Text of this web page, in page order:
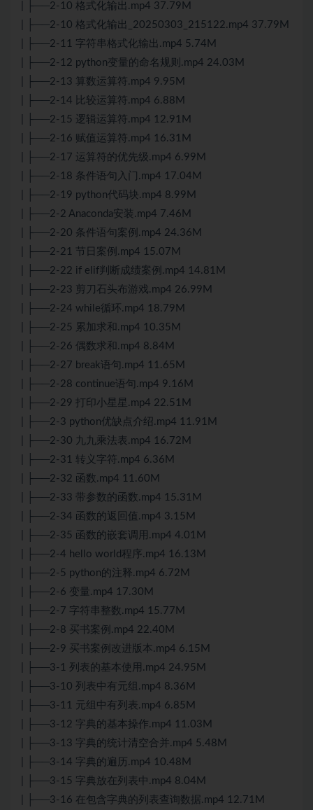
| ├──2-10 格式化输出.mp4 37.79M
| ├──2-10 格式化输出_20250303_215122.mp4 37.79M
| ├──2-11 字符串格式化输出.mp4 5.74M
| ├──2-12 python变量的命名规则.mp4 24.03M
| ├──2-13 算数运算符.mp4 9.95M
| ├──2-14 比较运算符.mp4 6.88M
| ├──2-15 逻辑运算符.mp4 12.91M
| ├──2-16 赋值运算符.mp4 16.31M
| ├──2-17 运算符的优先级.mp4 6.99M
| ├──2-18 条件语句入门.mp4 17.04M
| ├──2-19 python代码块.mp4 8.99M
| ├──2-2 Anaconda安装.mp4 7.46M
| ├──2-20 条件语句案例.mp4 24.36M
| ├──2-21 节日案例.mp4 15.07M
| ├──2-22 if elif判断成绩案例.mp4 14.81M
| ├──2-23 剪刀石头布游戏.mp4 26.99M
| ├──2-24 while循环.mp4 18.79M
| ├──2-25 累加求和.mp4 10.35M
| ├──2-26 偶数求和.mp4 8.84M
| ├──2-27 break语句.mp4 11.65M
| ├──2-28 continue语句.mp4 9.16M
| ├──2-29 打印小星星.mp4 22.51M
| ├──2-3 python优缺点介绍.mp4 11.91M
| ├──2-30 九九乘法表.mp4 16.72M
| ├──2-31 转义字符.mp4 6.36M
| ├──2-32 函数.mp4 11.60M
| ├──2-33 带参数的函数.mp4 15.31M
| ├──2-34 函数的返回值.mp4 3.15M
| ├──2-35 函数的嵌套调用.mp4 4.01M
| ├──2-4 hello world程序.mp4 16.13M
| ├──2-5 python的注释.mp4 6.72M
| ├──2-6 变量.mp4 17.30M
| ├──2-7 字符串整数.mp4 15.77M
| ├──2-8 买书案例.mp4 22.40M
| ├──2-9 买书案例改进版本.mp4 6.15M
| ├──3-1 列表的基本使用.mp4 24.95M
| ├──3-10 列表中有元组.mp4 8.36M
| ├──3-11 元组中有列表.mp4 6.85M
| ├──3-12 字典的基本操作.mp4 11.03M
| ├──3-13 字典的统计清空合并.mp4 5.48M
| ├──3-14 字典的遍历.mp4 10.48M
| ├──3-15 字典放在列表中.mp4 8.04M
| ├──3-16 在包含字典的列表查询数据.mp4 12.71M